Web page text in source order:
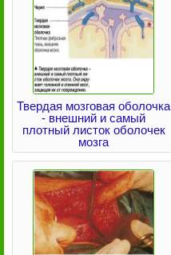
Твердая мозговая оболочка
- внешний и самый
плотный листок оболочек
мозга